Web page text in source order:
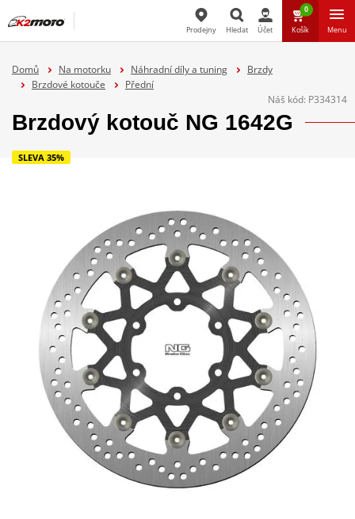
Prodejny Hledat Účet
0
Košík Menu
Domů Na motorku Náhradní díly a tuning
Brzdy
Brzdové kotouče
Přední
Náš kód: P334314
Brzdový kotouč NG 1642G
SLEVA 35%